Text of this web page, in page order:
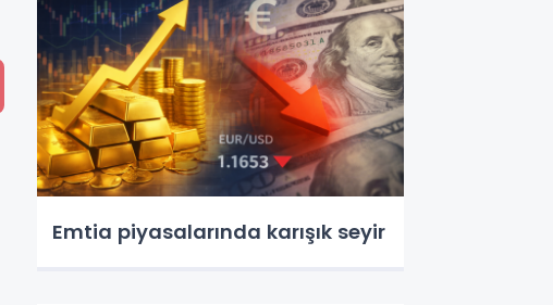
Emtia piyasalarında karışık seyir